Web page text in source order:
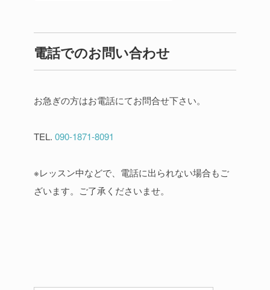
電話でのお問い合わせ
お急ぎの方はお電話にてお問合せ下さい。
TEL. 090-1871-8091
※レッスン中などで、電話に出られない場合もご
ざいます。ご了承くださいませ。